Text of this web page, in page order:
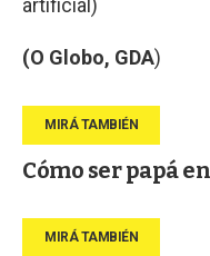
artificial)
(O Globo, GDA)
Cómo ser papá